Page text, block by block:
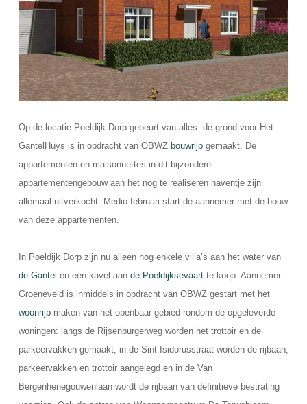
Op de locatie Poeldijk Dorp gebeurt van alles: de grond voor Het
GantelHuys is in opdracht van OBWZ bouwrijpgemaakt. De
appartementen en maisonnettes in dit bijzondere
appartementengebouw aan het nog te realiseren haventje zijn
allemaal uitverkocht. Medio februari start de aannemer met de bouw
van deze appartementen.
In Poeldijk Dorp zijn nu alleen nog enkele villa’s aan het water van
de Gantel en een kavel aan de Poeldijksevaartte koop. Aannemer
Groeneveld is inmiddels in opdracht van OBWZ gestart met het
woonrijpmaken van het openbaar gebied rondom de opgeleverde
woningen: langs de Rijsenburgerweg worden het trottoir en de
parkeervakken gemaakt, in de Sint Isidorusstraat worden de rijbaan,
parkeervakken en trottoir aangelegd en in de Van
Bergenhenegouwenlaan wordt de rijbaan van definitieve bestrating